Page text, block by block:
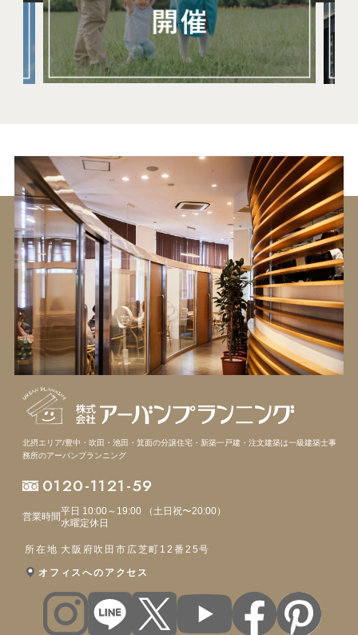
北摂エリア/豊中・吹田・池田・箕面の分譲住宅・新築一戸建・注文建築は一級建築士事
務所のアーバンプランニング
0120-1121-59
営業時間
平日 10:00～19:00 （土日祝〜20:00）
水曜定休日
所在地 大阪府吹田市広芝町12番25号
オフィスへのアクセス